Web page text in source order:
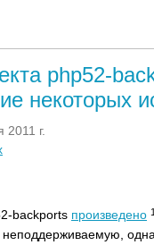
php52-
некоторых
2011 г.
backports произведено
неподдерживаемую,